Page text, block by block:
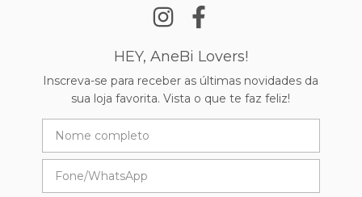
HEY, AneBi Lovers!
Inscreva-se para receber as últimas novidades da
sua loja favorita. Vista o que te faz feliz!